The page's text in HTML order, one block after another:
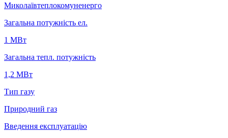
Миколаївтеплокомуненерго
Загальна потужність ел.
1 MВт
Загальна тепл. потужність
1,2 МВт
Тип газу
Природний газ
Введення експлуатацію